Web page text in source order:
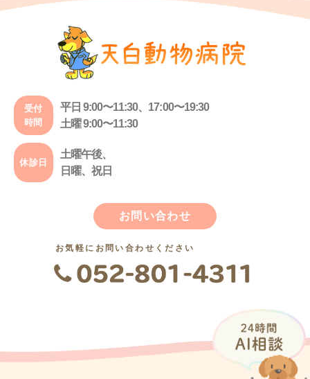
受付
時間
平日 9:00〜11:30、17:00〜19:30
土曜 9:00〜11:30
休診日
土曜午後、
日曜、祝日
お問い合わせ
お気軽にお問い合わせください